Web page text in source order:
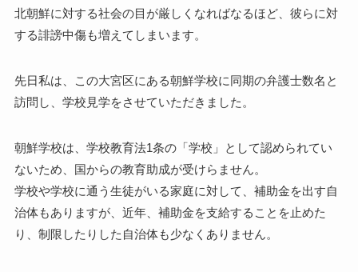
北朝鮮に対する社会の目が厳しくなればなるほど、彼らに対
する誹謗中傷も増えてしまいます。
先日私は、この大宮区にある朝鮮学校に同期の弁護士数名と
訪問し、学校見学をさせていただきました。
朝鮮学校は、学校教育法1条の「学校」として認められてい
ないため、国からの教育助成が受けらません。
学校や学校に通う生徒がいる家庭に対して、補助金を出す自
治体もありますが、近年、補助金を支給することを止めた
り、制限したりした自治体も少なくありません。